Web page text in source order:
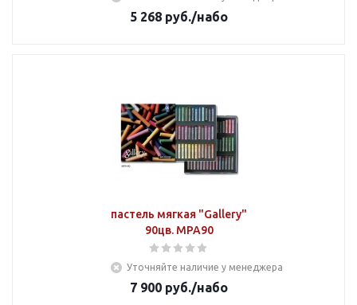
5 268 руб./набо
пастель мягкая "Gallery"
90цв. MPA90
Уточняйте наличие у менеджера
7 900 руб./набо